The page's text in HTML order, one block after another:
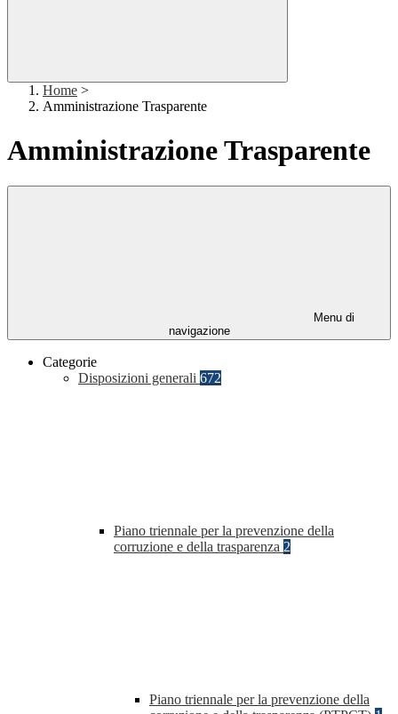
Home >
Amministrazione Trasparente
Amministrazione Trasparente
Menu di
navigazione
Categorie
Disposizioni generali 672
Piano triennale per la prevenzione della
corruzione e della trasparenza 2
Piano triennale per la prevenzione della